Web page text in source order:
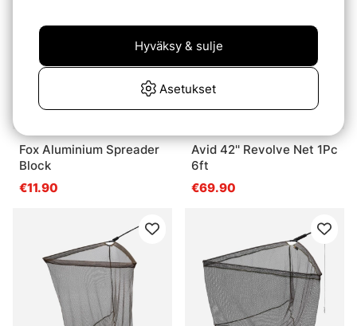
Fox Aluminium Spreader
Block
€11.90
Avid 42'' Revolve Net 1Pc
6ft
€69.90
Asetukset
Hyväksy & sulje